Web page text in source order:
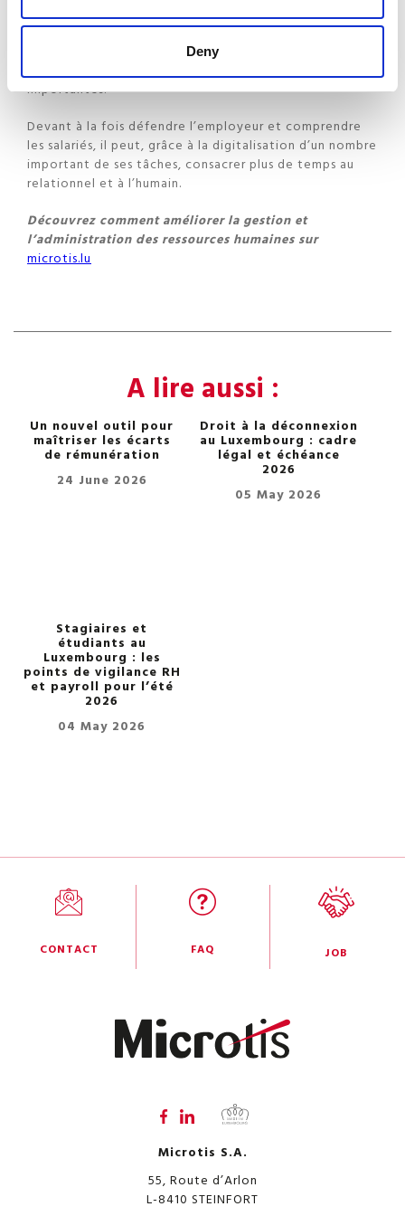
Deny
Le défi est de l’être, tout en conservant le côté familial
que la structure veut préserver », estime Tom Felten.
En effet, le gestionnaire RH est aujourd’hui souvent un
importantes.
Devant à la fois défendre l’employeur et comprendre
les salariés, il peut, grâce à la digitalisation d’un nombre
important de ses tâches, consacrer plus de temps au
relationnel et à l’humain.
Découvrez comment améliorer la gestion et
l’administration des ressources humaines sur
microtis.lu
A lire aussi :
Un nouvel outil pour
maîtriser les écarts
de rémunération
24 June 2026
Droit à la déconnexion
au Luxembourg : cadre
légal et échéance
2026
05 May 2026
Stagiaires et
étudiants au
Luxembourg : les
points de vigilance RH
et payroll pour l’été
2026
04 May 2026
CONTACT FAQ JOB
Microtis S.A.
55, Route d’Arlon
L-8410 STEINFORT